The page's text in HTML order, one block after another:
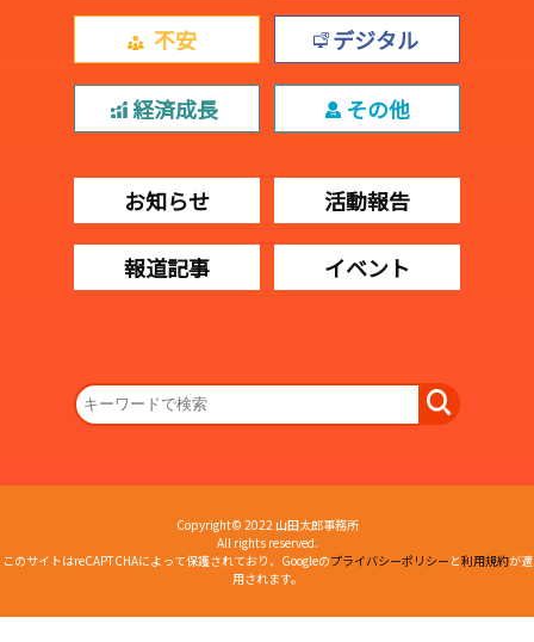
不安 デジタル
経済成長 その他
お知らせ 活動報告
報道記事 イベント
Copyright© 2022 山田太郎事務所
All rights reserved.
このサイトはreCAPTCHAによって保護されており、Googleのプライバシーポリシー と利用規約が適
用されます。